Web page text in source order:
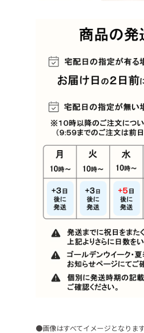
●画像はすべてイメージとなります